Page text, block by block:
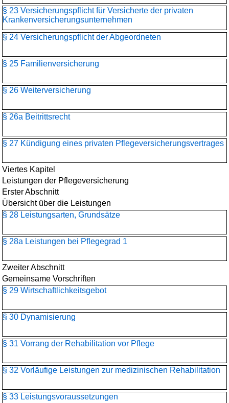
§ 23 Versicherungspflicht für Versicherte der privaten
Krankenversicherungs­unternehmen
§ 24 Versicherungspflicht der Abgeordneten
§ 25 Familienversicherung
§ 26 Weiterversicherung
§ 26a Beitrittsrecht
§ 27 Kündigung eines privaten Pflegeversicherungsvertrages
Viertes Kapitel
Leistungen der Pflegeversicherung
Erster Abschnitt
Übersicht über die Leistungen
§ 28 Leistungsarten, Grundsätze
§ 28a Leistungen bei Pflegegrad 1
Zweiter Abschnitt
Gemeinsame Vorschriften
§ 29 Wirtschaftlichkeitsgebot
§ 30 Dynamisierung
§ 31 Vorrang der Rehabilitation vor Pflege
§ 32 Vorläufige Leistungen zur medizinischen Rehabilitation
§ 33 Leistungsvoraussetzungen